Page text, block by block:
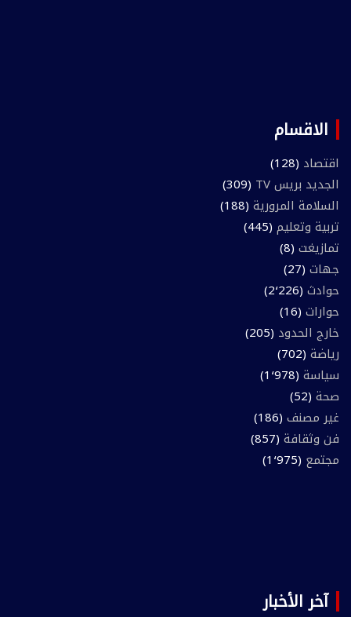
الاقسام
اقتصاد (128)
الجديد بريس TV
(309)
السلامة المرورية (188)
تربية وتعليم (445)
تمازيغت (8)
جهات (27)
حوادث (2٬226)
حوارات (16)
خارج الحدود (205)
رياضة (702)
سياسة (1٬978)
صحة (52)
غير مصنف (186)
فن وثقافة (857)
مجتمع (1٬975)
آخر الأخبار